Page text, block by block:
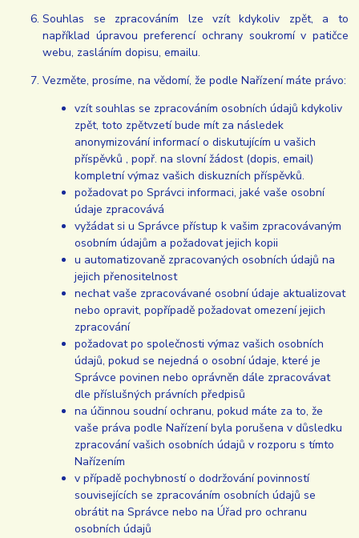
Souhlas se zpracováním lze vzít kdykoliv zpět, a to
například úpravou preferencí ochrany soukromí v patičce
webu, zasláním dopisu, emailu.
Vezměte, prosíme, na vědomí, že podle Nařízení máte právo:
vzít souhlas se zpracováním osobních údajů kdykoliv
zpět, toto zpětvzetí bude mít za následek
anonymizování informací o diskutujícím u vašich
příspěvků , popř. na slovní žádost (dopis, email)
kompletní výmaz vašich diskuzních příspěvků.
požadovat po Správci informaci, jaké vaše osobní
údaje zpracovává
vyžádat si u Správce přístup k vašim zpracovávaným
osobním údajům a požadovat jejich kopii
u automatizovaně zpracovaných osobních údajů na
jejich přenositelnost
nechat vaše zpracovávané osobní údaje aktualizovat
nebo opravit, popřípadě požadovat omezení jejich
zpracování
požadovat po společnosti výmaz vašich osobních
údajů, pokud se nejedná o osobní údaje, které je
Správce povinen nebo oprávněn dále zpracovávat
dle příslušných právních předpisů
na účinnou soudní ochranu, pokud máte za to, že
vaše práva podle Nařízení byla porušena v důsledku
zpracování vašich osobních údajů v rozporu s tímto
Nařízením
v případě pochybností o dodržování povinností
souvisejících se zpracováním osobních údajů se
obrátit na Správce nebo na Úřad pro ochranu
osobních údajů